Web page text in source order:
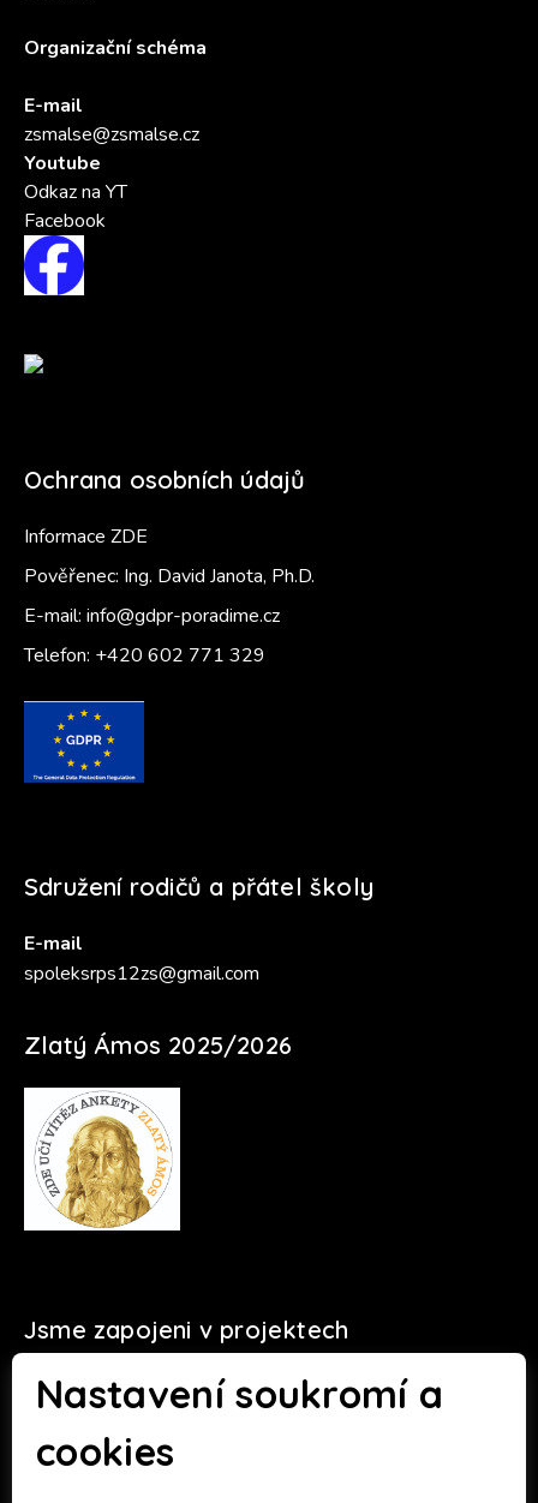
Nastavení soukromí a
cookies
Organizační schéma
E-mail
zsmalse@zsmalse.cz
Youtube
Odkaz na YT
Facebook
Ochrana osobních údajů
Informace ZDE
Pověřenec: Ing. David Janota, Ph.D.
E-mail: info@gdpr-poradime.cz
Telefon: +420 602 771 329
Sdružení rodičů a přátel školy
E-mail
spoleksrps12zs@gmail.com
Zlatý Ámos 2025/2026
Jsme zapojeni v projektech